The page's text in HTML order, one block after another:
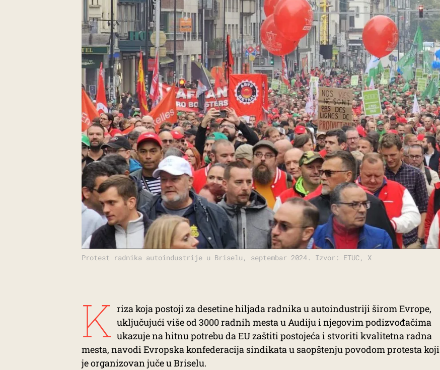
Protest radnika autoindustrije u Briselu, septembar 2024. Izvor: ETUC, X
K riza koja postoji za desetine hiljada radnika u autoindustriji širom Evrope,
uključujući više od 3000 radnih mesta u Audiju i njegovim podizvođačima
ukazuje na hitnu potrebu da EU zaštiti postojeća i stvoriti kvalitetna radna
mesta, navodi Evropska konfederacija sindikata u saopštenju povodom protesta koji
je organizovan juče u Briselu.